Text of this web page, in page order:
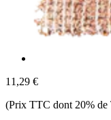
11,29 €
(Prix TTC dont 20% de